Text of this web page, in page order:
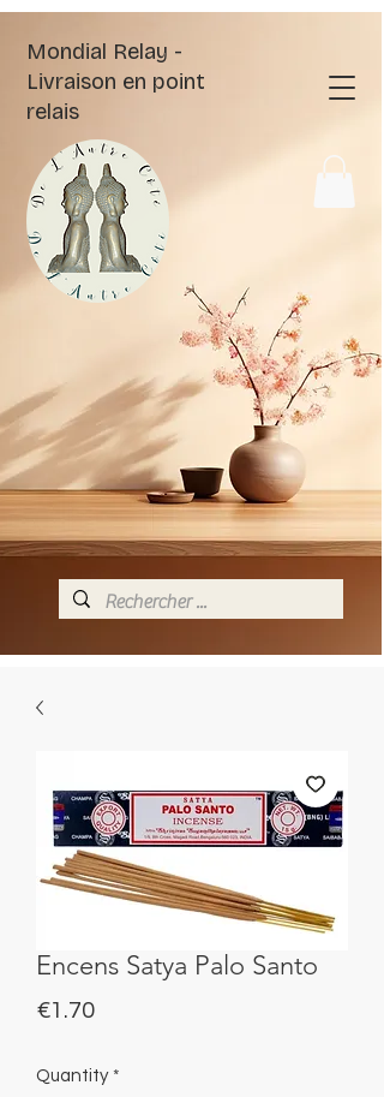
Mondial Relay -
Livraison en point
relais
Encens Satya Palo Santo
€1.70Price
Quantity *